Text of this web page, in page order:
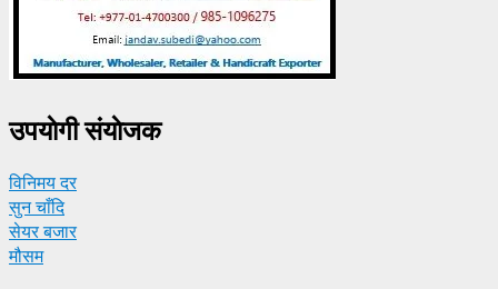
उपयाेगी संयाेजक
विनिमय दर
सुन चाँदि
सेयर बजार
मौसम